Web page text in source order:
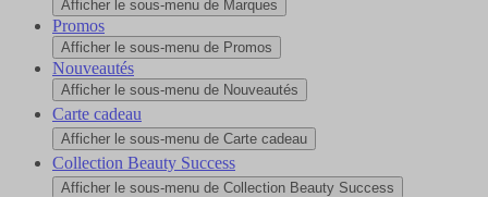
Afficher le sous-menu de Marques
Promos
Afficher le sous-menu de Promos
Nouveautés
Afficher le sous-menu de Nouveautés
Carte cadeau
Afficher le sous-menu de Carte cadeau
Collection Beauty Success
Afficher le sous-menu de Collection Beauty Success